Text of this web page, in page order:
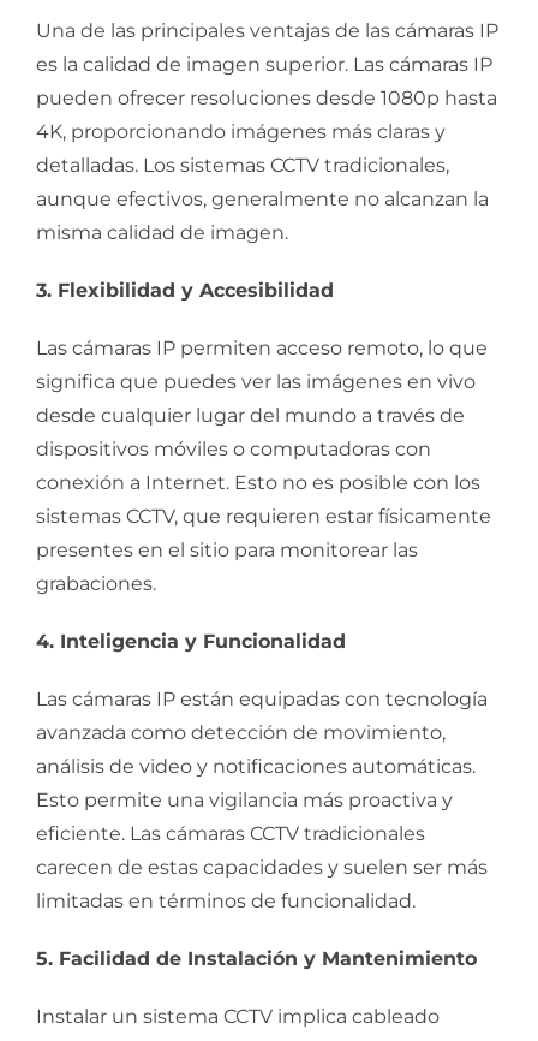
Una de las principales ventajas de las cámaras IP
es la calidad de imagen superior. Las cámaras IP
pueden ofrecer resoluciones desde 1080p hasta
4K, proporcionando imágenes más claras y
detalladas. Los sistemas CCTV tradicionales,
aunque efectivos, generalmente no alcanzan la
misma calidad de imagen.
3. Flexibilidad y Accesibilidad
Las cámaras IP permiten acceso remoto, lo que
significa que puedes ver las imágenes en vivo
desde cualquier lugar del mundo a través de
dispositivos móviles o computadoras con
conexión a Internet. Esto no es posible con los
sistemas CCTV, que requieren estar físicamente
presentes en el sitio para monitorear las
grabaciones.
4. Inteligencia y Funcionalidad
Las cámaras IP están equipadas con tecnología
avanzada como detección de movimiento,
análisis de video y notificaciones automáticas.
Esto permite una vigilancia más proactiva y
eficiente. Las cámaras CCTV tradicionales
carecen de estas capacidades y suelen ser más
limitadas en términos de funcionalidad.
5. Facilidad de Instalación y Mantenimiento
Instalar un sistema CCTV implica cableado